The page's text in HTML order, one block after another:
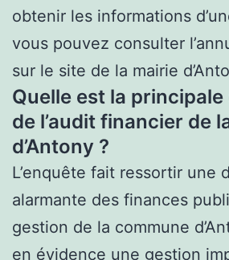
obtenir les informations
vous pouvez consulter
sur le site de la mairie
Quelle est la
de l’audit financier de
d’Antony ?
L’enquête fait ressortir une
alarmante des finances
gestion de la commune
en évidence une gestion